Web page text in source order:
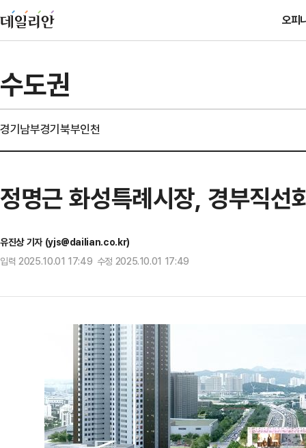
오피
수도권
경기남부경기북부인천
정명근 화성특례시장, 경부직선
유진상 기자 (yjs@dailian.co.kr)
입력 2025.10.01 17:49 수정 2025.10.01 17:49